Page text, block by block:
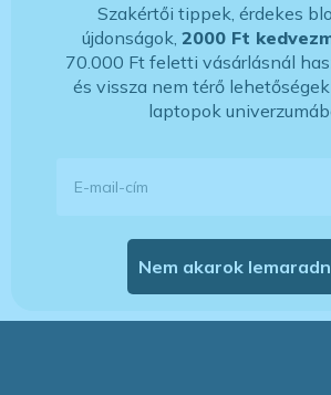
Szakértői tippek, érdekes
újdonságok, 2000 Ft
70.000 Ft feletti vásárlásnál
és vissza nem térő
laptopok